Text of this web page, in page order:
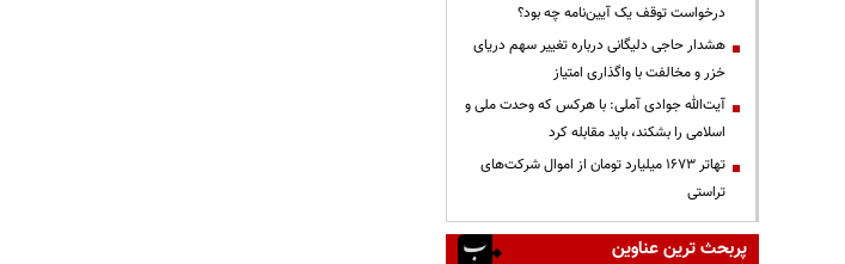
درخواست توقف یک آیین‌نامه چه بود؟
هشدار حاجی دلیگانی درباره تغییر سهم دریای
خزر و مخالفت با واگذاری امتیاز
آیت‌الله جوادی آملی: با هرکس که وحدت ملی و
اسلامی را بشکند، باید مقابله کرد
تهاتر ۱۶۷۳ میلیارد تومان از اموال شرکت‌های
تراستی
پربحث ترین عناوین